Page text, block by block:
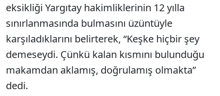
eksikliği Yargıtay hakimliklerinin 12 yılla
sınırlanmasında bulmasını üzüntüyle
karşıladıklarını belirterek, “Keşke hiçbir şey
demeseydi. Çünkü kalan kısmını bulunduğu
makamdan aklamış, doğrulamış olmakta”
dedi.